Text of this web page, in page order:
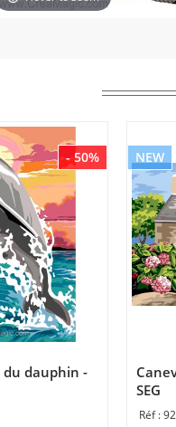
- 50%
du dauphin -
NEW
SEG